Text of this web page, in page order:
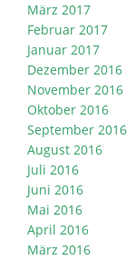
März 2017
Februar 2017
Januar 2017
Dezember 2016
November 2016
Oktober 2016
September 2016
August 2016
Juli 2016
Juni 2016
Mai 2016
April 2016
März 2016